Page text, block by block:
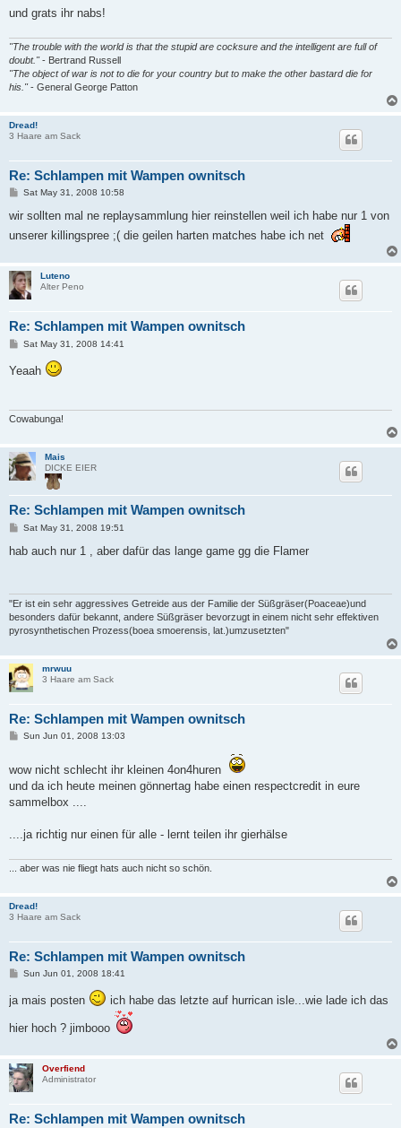
und grats ihr nabs!
"The trouble with the world is that the stupid are cocksure and the intelligent are full of
doubt."- Bertrand Russell
"The object of war is not to die for your country but to make the other bastard die for
his."- General George Patton
Dread!
3 Haare am Sack
Re: Schlampen mit Wampen ownitsch
P
s
Sat May 31, 2008 10:58
wir sollten mal ne replaysammlung hier reinstellen weil ich habe nur 1 von
unserer killingspree ;( die geilen harten matches habe ich net
Luteno
Alter Peno
Re: Schlampen mit Wampen ownitsch
P
t
Sat May 31, 2008 14:41
Yeaah
Cowabunga!
Mais
DICKE EIER
Re: Schlampen mit Wampen ownitsch
P
s
Sat May 31, 2008 19:51
hab auch nur 1 , aber dafür das lange game gg die Flamer
"Er ist ein sehr aggressives Getreide aus der Familie der Süßgräser(Poaceae)und
besonders dafür bekannt, andere Süßgräser bevorzugt in einem nicht sehr effektiven
pyrosynthetischen Prozess(boea smoerensis, lat.)umzusetzten"
mrwuu
3 Haare am Sack
Re: Schlampen mit Wampen ownitsch
P
t
Sun Jun 01, 2008 13:03
wow nicht schlecht ihr kleinen 4on4huren
und da ich heute meinen gönnertag habe einen respectcredit in eure
sammelbox ....
....ja richtig nur einen für alle - lernt teilen ihr gierhälse
... aber was nie fliegt hats auch nicht so schön.
Dread!
3 Haare am Sack
Re: Schlampen mit Wampen ownitsch
PSun Jun 01, 2008 18:41
ja mais posten ich habe das letzte auf hurrican isle...wie lade ich das
hier hoch ? jimbooo
Overfiend
Administrator
Re: Schlampen mit Wampen ownitsch